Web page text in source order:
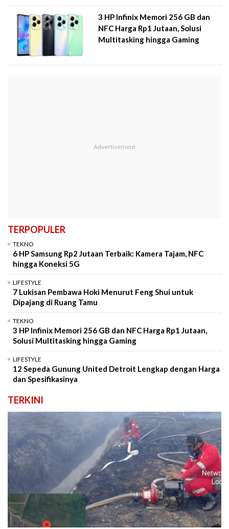
3 HP Infinix Memori 256 GB dan
NFC Harga Rp1 Jutaan, Solusi
Multitasking hingga Gaming
TERPOPULER
TEKNO
6 HP Samsung Rp2 Jutaan Terbaik: Kamera Tajam, NFC
hingga Koneksi 5G
LIFESTYLE
7 Lukisan Pembawa Hoki Menurut Feng Shui untuk
Dipajang di Ruang Tamu
TEKNO
3 HP Infinix Memori 256 GB dan NFC Harga Rp1 Jutaan,
Solusi Multitasking hingga Gaming
LIFESTYLE
12 Sepeda Gunung United Detroit Lengkap dengan Harga
dan Spesifikasinya
TERKINI